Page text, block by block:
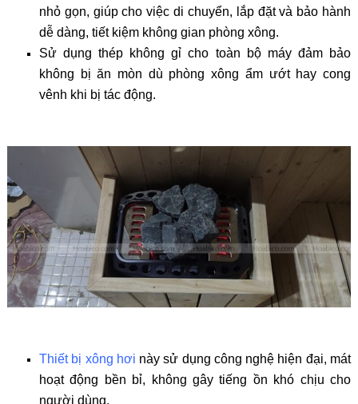
nhỏ gọn, giúp cho việc di chuyển, lắp đặt và bảo hành
dễ dàng, tiết kiệm không gian phòng xông.
Sử dụng thép không gỉ cho toàn bộ máy đảm bảo
không bị ăn mòn dù phòng xông ẩm ướt hay cong
vênh khi bị tác động.
Thiết bị xông hơi này sử dụng công nghệ hiện đại, mát
hoạt động bền bỉ, không gây tiếng ồn khó chịu cho
người dùng.